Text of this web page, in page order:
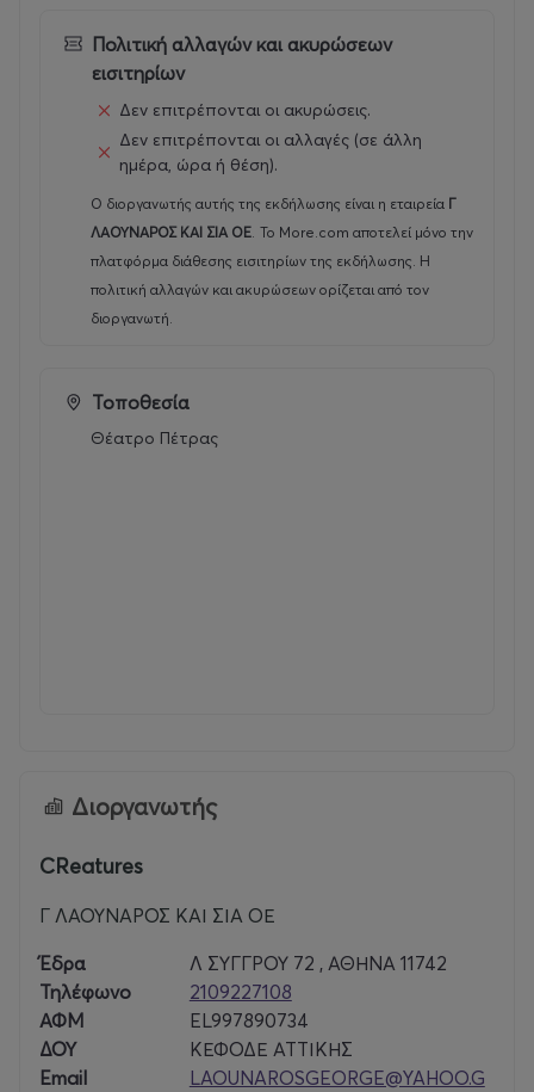
(Κατάλληλο άνω των 12 ετών)
Πολιτική αλλαγών και ακυρώσεων
εισιτηρίων
Δεν επιτρέπονται οι ακυρώσεις.
Δεν επιτρέπονται οι αλλαγές (σε άλλη
ημέρα, ώρα ή θέση).
Ο διοργανωτής αυτής της εκδήλωσης είναι η εταιρεία Γ
ΛΑΟΥΝΑΡΟΣ ΚΑΙ ΣΙΑ ΟΕ Το More.com αποτελεί μόνο την
πλατφόρμα διάθεσης εισιτηρίων της εκδήλωσης. Η
πολιτική αλλαγών και ακυρώσεων ορίζεται από τον
διοργανωτή.
Τοποθεσία
Θέατρο Πέτρας
Διοργανωτής
CReatures
Γ ΛΑΟΥΝΑΡΟΣ ΚΑΙ ΣΙΑ ΟΕ
Έδρα
Λ ΣΥΓΓΡΟΥ 72 , ΑΘΗΝΑ 11742
Τηλέφωνο
2109227108
ΑΦΜ
EL997890734
ΔΟΥ
ΚΕΦΟΔΕ ΑΤΤΙΚΗΣ
Email
LAOUNAROSGEORGE@YAHOO.G